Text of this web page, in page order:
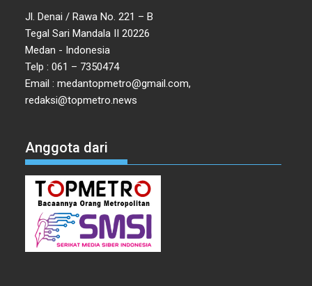
Jl. Denai / Rawa No. 221 – B
Tegal Sari Mandala II 20226
Medan - Indonesia
Telp : 061 – 7350474
Email : medantopmetro@gmail.com,
redaksi@topmetro.news
Anggota dari